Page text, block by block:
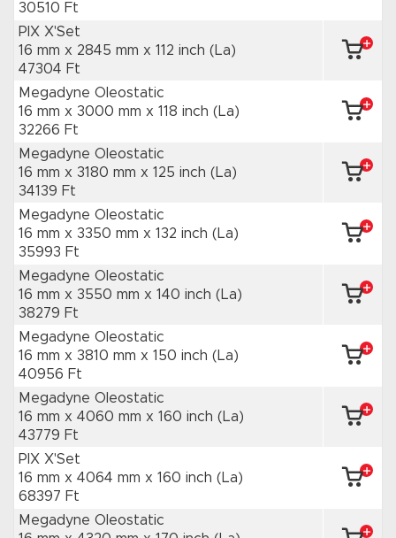
30510 Ft
PIX X'Set
16 mm x 2845 mm x 112 inch (La)
47304 Ft
Megadyne Oleostatic
16 mm x 3000 mm x 118 inch (La)
32266 Ft
Megadyne Oleostatic
16 mm x 3180 mm x 125 inch (La)
34139 Ft
Megadyne Oleostatic
16 mm x 3350 mm x 132 inch (La)
35993 Ft
Megadyne Oleostatic
16 mm x 3550 mm x 140 inch (La)
38279 Ft
Megadyne Oleostatic
16 mm x 3810 mm x 150 inch (La)
40956 Ft
Megadyne Oleostatic
16 mm x 4060 mm x 160 inch (La)
43779 Ft
PIX X'Set
16 mm x 4064 mm x 160 inch (La)
68397 Ft
Megadyne Oleostatic